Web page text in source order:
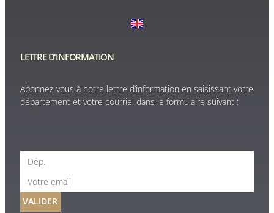
LETTRE D'INFORMATION
Abonnez-vous à notre lettre d’information en saisissant votre
département et votre courriel dans le formulaire suivant :
VALIDER